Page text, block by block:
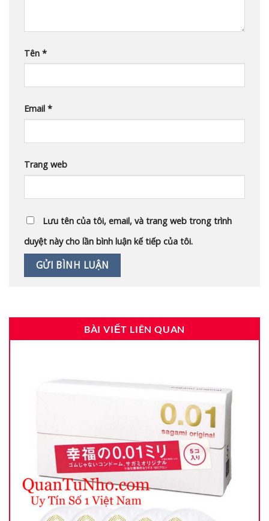
Tên *
Email *
Trang web
Lưu tên của tôi, email, và trang web trong trình
duyệt này cho lần bình luận kế tiếp của tôi.
BÀI VIẾT LIÊN QUAN